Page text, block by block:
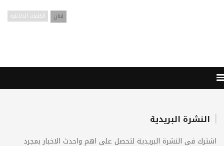
الكلمات الدلائليه لبنان
النشرة البريدية
اشترك فى النشرة البريدية لتحصل على اهم واحدث الاخبار بمجرد